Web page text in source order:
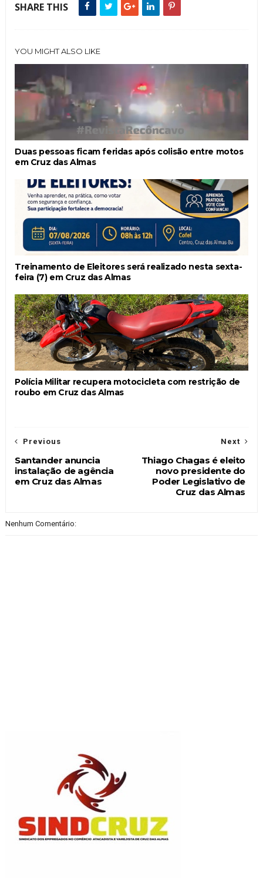
SHARE THIS
YOU MIGHT ALSO LIKE
Duas pessoas ficam feridas após colisão entre motos
em Cruz das Almas
Treinamento de Eleitores será realizado nesta sexta-
feira (7) em Cruz das Almas
Polícia Militar recupera motocicleta com restrição de
roubo em Cruz das Almas
Next
Thiago Chagas é eleito
novo presidente do
Poder Legislativo de
Cruz das Almas
Previous
Santander anuncia
instalação de agência
em Cruz das Almas
Nenhum Comentário: